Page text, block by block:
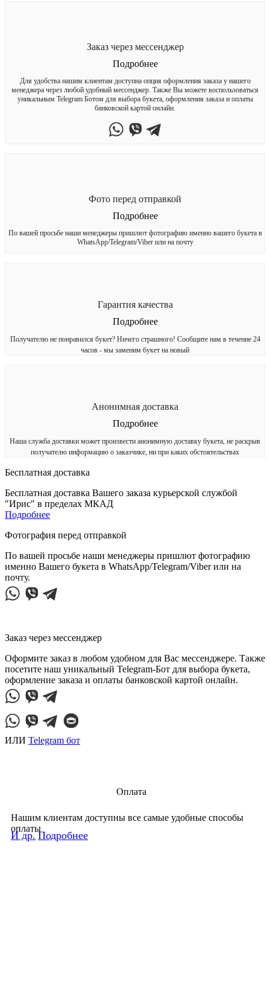
Заказ через мессенджер
Подробнее
Для удобства нашим клиентам доступна опция оформления заказа у нашего
менеджера через любой удобный мессенджер. Также Вы можете воспользоваться
уникальным Telegram Ботом для выбора букета, оформления заказа и оплаты
банковской картой онлайн.
Фото перед отправкой
Подробнее
По вашей просьбе наши менеджеры пришлют фотографию именно вашего букета в
WhatsApp/Telegram/Viber или на почту
Гарантия качества
Подробнее
Получателю не понравился букет? Ничего страшного! Сообщите нам в течение 24
часов - мы заменим букет на новый
Анонимная доставка
Подробнее
Наша служба доставки может произвести анонимную доставку букета, не раскрыв
получателю информацию о заказчике, ни при каких обстоятельствах
Бесплатная доставка
Бесплатная доставка Вашего заказа курьерской службой
"Ирис" в пределах МКАД
Подробнее
Фотография перед отправкой
По вашей просьбе наши менеджеры пришлют фотографию
именно Вашего букета в WhatsApp/Telegram/Viber или на
почту.
Заказ через мессенджер
Оформите заказ в любом удобном для Вас мессенджере. Также
посетите наш уникальный Telegram-Бот для выбора букета,
оформление заказа и оплаты банковской картой онлайн.
ИЛИ Telegram бот
Оплата
Нашим клиентам доступны все самые удобные способы
оплаты
И др. Подробнее